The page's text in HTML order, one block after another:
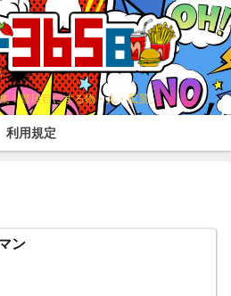
！普段目にする物・人・風景。
利用規定
ン